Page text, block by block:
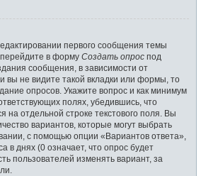
первого сообщения темы
в форму Создать опрос под
сообщения, в зависимости от
вы не видите такой вкладки или формы, то
опросов. Укажите вопрос и как минимум
полях, убедившись, что
на отдельной строке текстового поля. Вы
вариантов, которые могут выбрать
с помощью опции «Вариантов ответа»,
в днях (0 означает, что опрос будет
пользователей изменять вариант, за